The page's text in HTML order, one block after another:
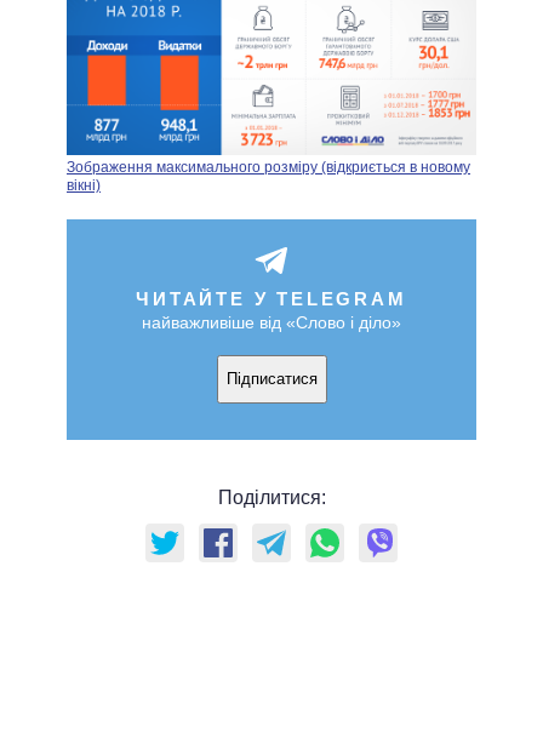
Зображення максимального розміру (відкриється в новому
вікні)
ЧИТАЙТЕ У TELEGRAM
найважливіше від «Слово і діло»
Підписатися
Поділитися: